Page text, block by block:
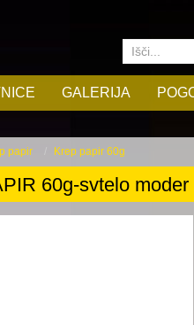
GALERIJA
papir Krep papir 60g
60g-svtelo moder